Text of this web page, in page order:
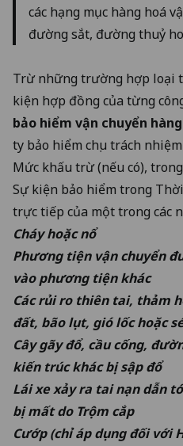
các hạng mục hàng hoá
đường sắt, đường thuỷ
Trừ những trường hợp loại
kiện hợp đồng của từng
bảo hiểm vận chuyển
ty bảo hiểm chịu trách
Mức khấu trừ (nếu có),
Sự kiện bảo hiểm trong
trực tiếp của một trong các
Cháy hoặc nổ
Phương tiện vận chuyển
vào phương tiện khác
Các rủi ro thiên tai, thảm
đất, bão lụt, gió lốc hoặc
Cây gãy đổ, cầu cống,
kiến trúc khác bị sập đổ
Lái xe xảy ra tai nạn dẫn
bị mất do Trộm cắp
Cướp (chỉ áp dụng đối với